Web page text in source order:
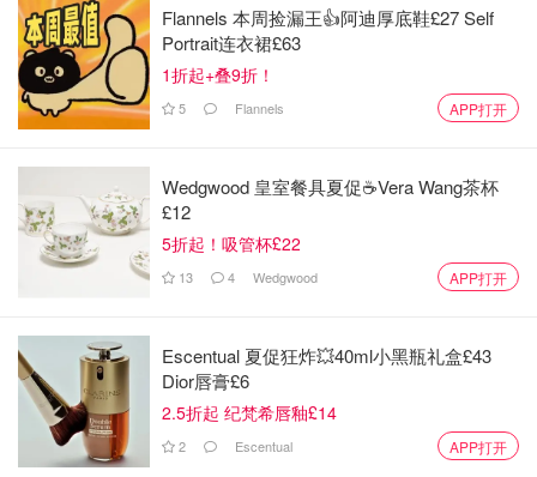
Flannels 本周捡漏王👍阿迪厚底鞋£27 Self
Portrait连衣裙£63
1折起+叠9折！
5 Flannels APP打开
Wedgwood 皇室餐具夏促☕️Vera Wang茶杯
£12
5折起！吸管杯£22
13 4 Wedgwood APP打开
Escentual 夏促狂炸💥40ml小黑瓶礼盒£43
Dior唇膏£6
2.5折起 纪梵希唇釉£14
2 Escentual APP打开